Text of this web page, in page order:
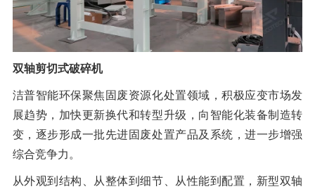
双轴剪切式破碎机
洁普智能环保聚焦固废资源化处置领域，积极应变市场发
展趋势，加快更新换代和转型升级，向智能化装备制造转
变，逐步形成一批先进固废处置产品及系统，进一步增强
综合竞争力。
从外观到结构、从整体到细节、从性能到配置，新型双轴